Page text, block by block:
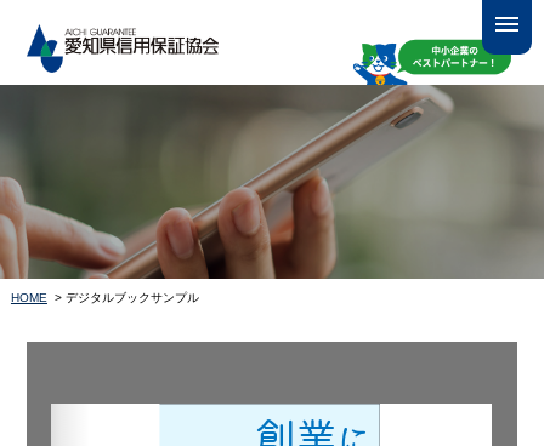
HOME > デジタルブックサンプル